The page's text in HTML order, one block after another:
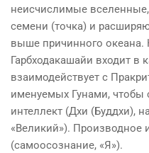
неисчислимые
семени (точка) и
выше причинного океана.
Гарбходакашайи входит в
взаимодействует с
именуемых Гунами, чтобы
интеллект (Дхи (Буддхи),
«Великий»). Производное
(самоосознание, «Я»).